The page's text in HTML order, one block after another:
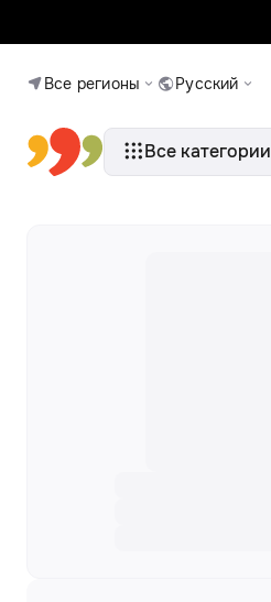
Все регионы Русский
Все категории